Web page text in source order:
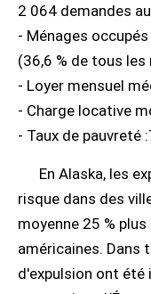
2 064 demandes
- Ménages
(36,6 % de tous les
- Loyer mensuel
- Charge locative
- Taux de pauvreté
En Alaska, les
risque dans des
moyenne 25 %
américaines. Dans
d'expulsion ont